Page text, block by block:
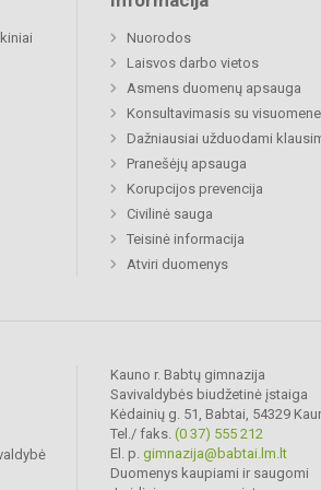
Nuorodos
Laisvos darbo vietos
Asmens duomenų apsauga
Konsultavimasis su visuomene
Dažniausiai užduodami
Pranešėjų apsauga
Korupcijos prevencija
Civilinė sauga
Teisinė informacija
Atviri duomenys
Kauno r. Babtų gimnazija
Savivaldybės biudžetinė įstaiga
Kėdainių g. 51, Babtai, 54329
Tel./ faks. (0 37) 555 212
El. p. gimnazija@babtai.lm.lt
Duomenys kaupiami ir saugomi